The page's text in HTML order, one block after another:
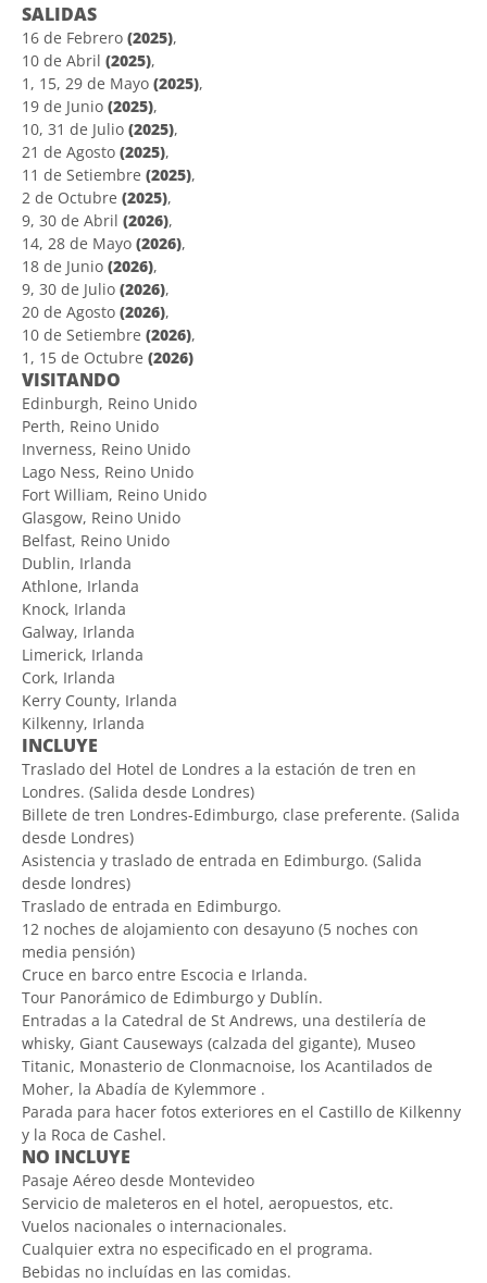
SALIDAS
16 de Febrero (2025),
10 de Abril (2025),
1, 15, 29 de Mayo (2025),
19 de Junio (2025),
10, 31 de Julio (2025),
21 de Agosto (2025),
11 de Setiembre (2025),
2 de Octubre (2025),
9, 30 de Abril (2026),
14, 28 de Mayo (2026),
18 de Junio (2026),
9, 30 de Julio (2026),
20 de Agosto (2026),
10 de Setiembre (2026),
1, 15 de Octubre (2026)
VISITANDO
Edinburgh, Reino Unido
Perth, Reino Unido
Inverness, Reino Unido
Lago Ness, Reino Unido
Fort William, Reino Unido
Glasgow, Reino Unido
Belfast, Reino Unido
Dublin, Irlanda
Athlone, Irlanda
Knock, Irlanda
Galway, Irlanda
Limerick, Irlanda
Cork, Irlanda
Kerry County, Irlanda
Kilkenny, Irlanda
INCLUYE
Traslado del Hotel de Londres a la estación de tren en
Londres. (Salida desde Londres)
Billete de tren Londres-Edimburgo, clase preferente. (Salida
desde Londres)
Asistencia y traslado de entrada en Edimburgo. (Salida
desde londres)
Traslado de entrada en Edimburgo.
12 noches de alojamiento con desayuno (5 noches con
media pensión)
Cruce en barco entre Escocia e Irlanda.
Tour Panorámico de Edimburgo y Dublín.
Entradas a la Catedral de St Andrews, una destilería de
whisky, Giant Causeways (calzada del gigante), Museo
Titanic, Monasterio de Clonmacnoise, los Acantilados de
Moher, la Abadía de Kylemmore .
Parada para hacer fotos exteriores en el Castillo de Kilkenny
y la Roca de Cashel.
NO INCLUYE
Pasaje Aéreo desde Montevideo
Servicio de maleteros en el hotel, aeropuestos, etc.
Vuelos nacionales o internacionales.
Cualquier extra no especificado en el programa.
Bebidas no incluídas en las comidas.